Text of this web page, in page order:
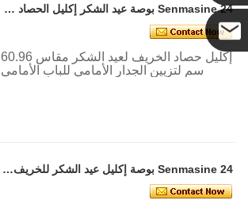
Senmasine 24 بوصة عيد الشكر إكليل الحصاد مع علامة مرحبا سقوط الحصاد أوراق عباد الشمس اليقطين نمط القوس
إكليل حصاد الخريف لعيد الشكر مقاس 60.96
سم لتزيين الجدار الأمامي للباب الأمامي
Senmasine 24 بوصة إكليل عيد الشكر للخريف مع علامة الشكر زهور الفطر الاصطناعي أقواس حصاد التوت
كوكو